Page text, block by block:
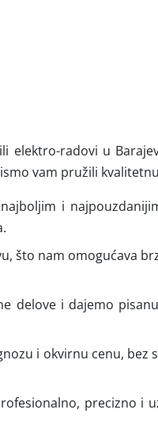
elektro-radovi u
vam pružili
i
što nam omogućava
delove i dajemo
i okvirnu cenu, bez
precizno i